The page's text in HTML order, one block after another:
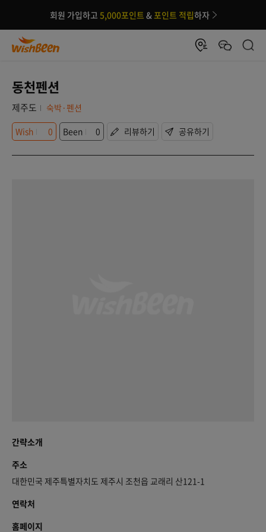
회원 가입하고 5,000포인트 &포인트 적립하자
동천펜션
제주도
숙박·펜션
Wish
0 Been 0 리뷰하기 공유하기
간략소개
주소
대한민국 제주특별자치도 제주시 조천읍 교래리 산121-1
연락처
홈페이지